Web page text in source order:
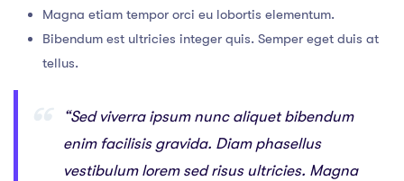
Magna etiam tempor orci eu lobortis elementum.
Bibendum est ultricies integer quis. Semper eget duis at
tellus.
“Sed viverra ipsum nunc aliquet bibendum
enim facilisis gravida. Diam phasellus
vestibulum lorem sed risus ultricies. Magna